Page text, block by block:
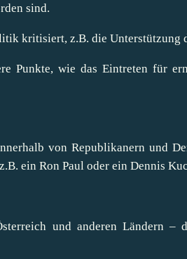
sind.
kritisiert, z.B. die Unterstützung
Punkte, wie das Eintreten für
von Republikanern und
ein Ron Paul oder ein Dennis
und anderen Ländern –